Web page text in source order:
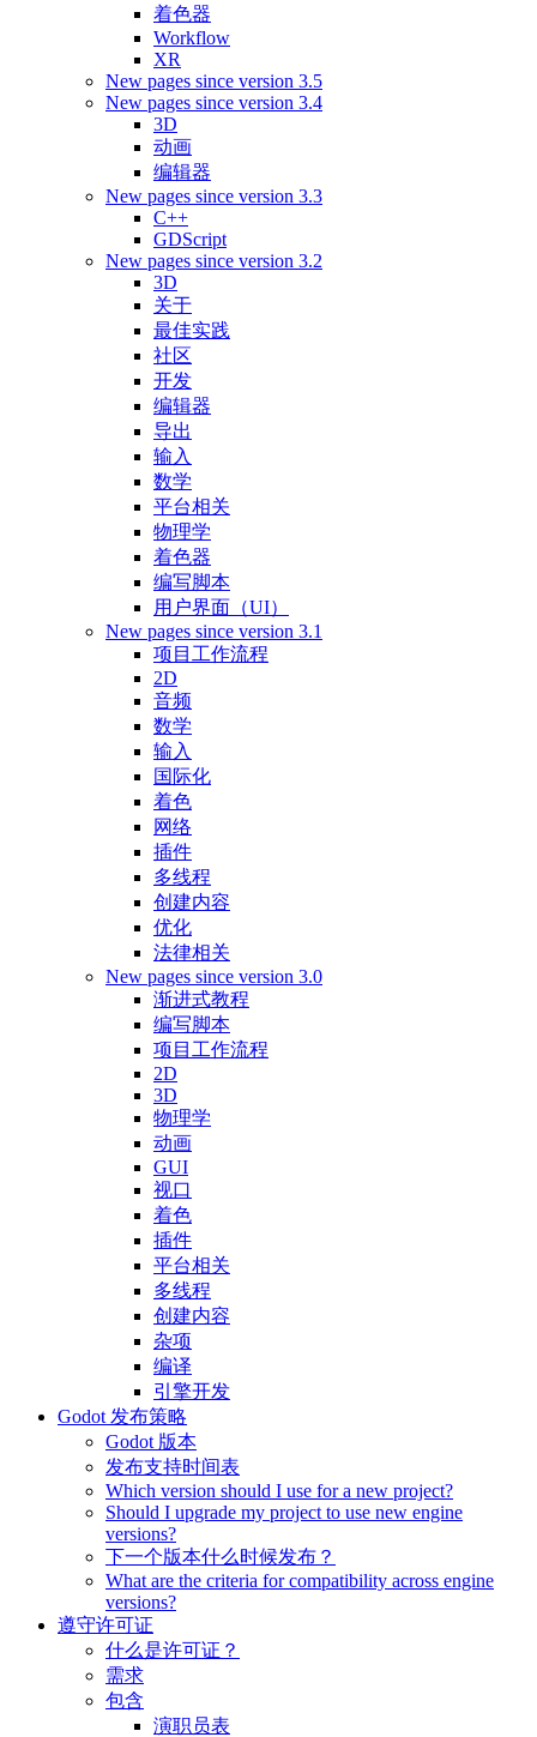
着色器
Workflow
XR
New pages since version 3.5
New pages since version 3.4
3D
动画
编辑器
New pages since version 3.3
C++
GDScript
New pages since version 3.2
3D
关于
最佳实践
社区
开发
编辑器
导出
输入
数学
平台相关
物理学
着色器
编写脚本
用户界面（UI）
New pages since version 3.1
项目工作流程
2D
音频
数学
输入
国际化
着色
网络
插件
多线程
创建内容
优化
法律相关
New pages since version 3.0
渐进式教程
编写脚本
项目工作流程
2D
3D
物理学
动画
GUI
视口
着色
插件
平台相关
多线程
创建内容
杂项
编译
引擎开发
Godot 发布策略
Godot 版本
发布支持时间表
Which version should I use for a new project?
Should I upgrade my project to use new engine
versions?
下一个版本什么时候发布？
What are the criteria for compatibility across engine
versions?
遵守许可证
什么是许可证？
需求
包含
演职员表